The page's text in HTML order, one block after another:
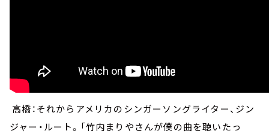
高橋：それからアメリカのシンガーソングライター、ジン
ジャー・ルート。「竹内まりやさんが僕の曲を聴いたっ